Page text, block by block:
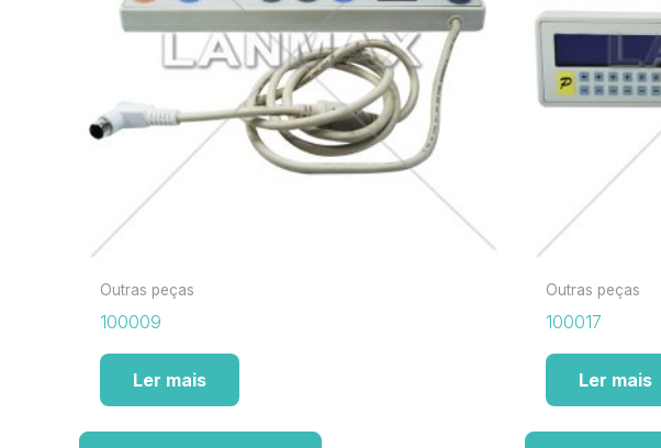
Outras peças
100009
Ler mais
Outras peças
100017
Ler mais